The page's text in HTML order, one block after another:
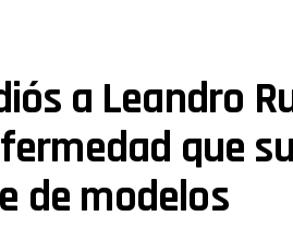
a Leandro
que
de modelos